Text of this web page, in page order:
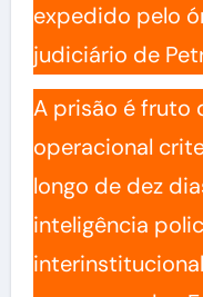
expedido pelo
judiciário de
A prisão é fruto
operacional
longo de dez
inteligência